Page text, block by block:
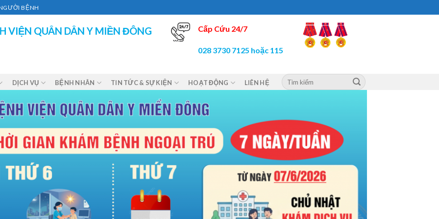
BỆNH
VIỆN QUÂN DÂN Y MIỀN ĐÔNG Cấp Cứu 24/7
028 3730 7125 hoặc 115
DỊCH VỤ BỆNH NHÂN TIN TỨC & SỰ KIỆN HOẠT ĐỘNG LIÊN HỆ